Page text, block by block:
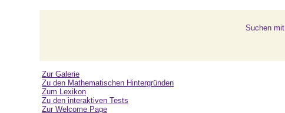
Suchen mit
Zur Galerie
Zu den Mathematischen Hintergründen
Zum Lexikon
Zu den interaktiven Tests
Zur Welcome Page